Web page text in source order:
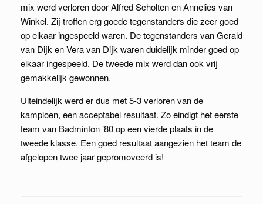
mix werd verloren door Alfred Scholten en Annelies van
Winkel. Zij troffen erg goede tegenstanders die zeer goed
op elkaar ingespeeld waren. De tegenstanders van Gerald
van Dijk en Vera van Dijk waren duidelijk minder goed op
elkaar ingespeeld. De tweede mix werd dan ook vrij
gemakkelijk gewonnen.
Uiteindelijk werd er dus met 5-3 verloren van de
kampioen, een acceptabel resultaat. Zo eindigt het eerste
team van Badminton ’80 op een vierde plaats in de
tweede klasse. Een goed resultaat aangezien het team de
afgelopen twee jaar gepromoveerd is!